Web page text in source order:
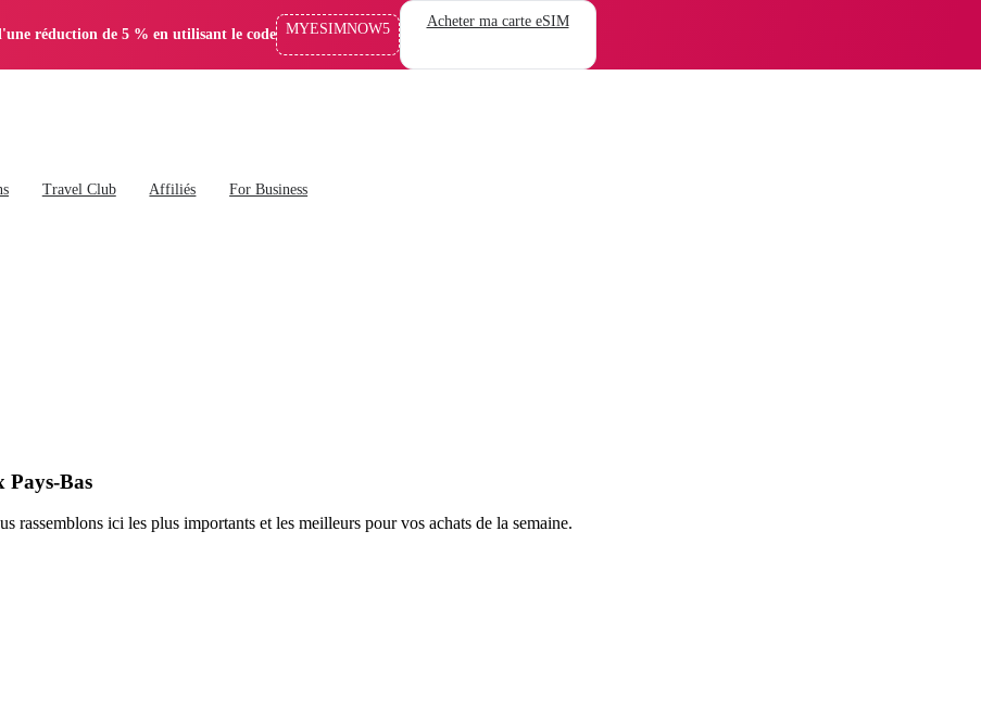
réduction de 5 % en utilisant le code MYESIMNOW5 Acheter ma carte eSIM
Travel Club Affiliés For Business
Pays-Bas
rassemblons ici les plus importants et les meilleurs pour vos achats de la semaine.